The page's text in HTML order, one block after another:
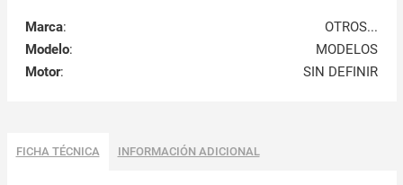
Marca:
OTROS...
Modelo:
MODELOS
Motor: SIN DEFINIR
FICHA TÉCNICA INFORMACIÓN ADICIONAL